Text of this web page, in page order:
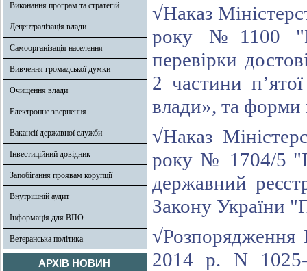
Виконання програм та стратегій
Децентралізація влади
Самоорганізація населення
Вивчення громадської думки
Очищення влади
Електронне звернення
Вакансії державної служби
Інвестиційний довідник
Запобігання проявам корупції
Внутрішній аудит
Інформація для ВПО
Ветеранська політика
АРХІВ НОВИН
√Наказ
року №1100
перевірки
2 частини
влади», та форми
√Наказ
року № 1704/5
державний
Закону України
√Розпорядження
2014 р. N 1025-